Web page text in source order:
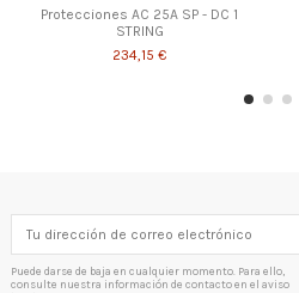
Protecciones AC 25A SP - DC 1
STRING
234,15 €
Puede darse de baja en cualquier momento. Para ello,
consulte nuestra información de contacto en el aviso